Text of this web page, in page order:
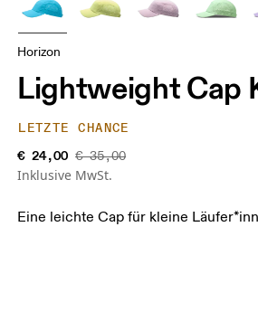
Horizon
Lightweight Cap
LETZTE CHANCE
€ 24,00 € 35,00
Inklusive MwSt.
Eine leichte Cap für kleine